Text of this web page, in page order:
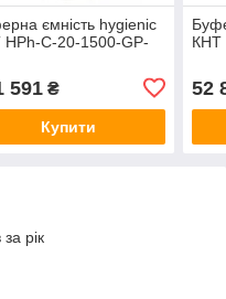
ємність hygienic
HPh-C-20-1500-GP-
591₴
Купити
КНТ
52
рік